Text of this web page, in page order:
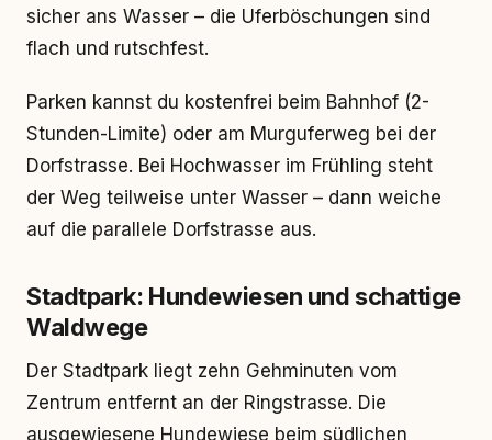
sicher ans Wasser – die Uferböschungen sind
flach und rutschfest.
Parken kannst du kostenfrei beim Bahnhof (2-
Stunden-Limite) oder am Murguferweg bei der
Dorfstrasse. Bei Hochwasser im Frühling steht
der Weg teilweise unter Wasser – dann weiche
auf die parallele Dorfstrasse aus.
Stadtpark: Hundewiesen und schattige
Waldwege
Der Stadtpark liegt zehn Gehminuten vom
Zentrum entfernt an der Ringstrasse. Die
ausgewiesene Hundewiese beim südlichen